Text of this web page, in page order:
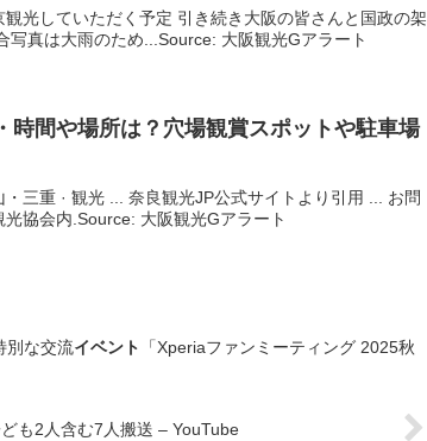
光していただく予定 引き続き大阪の皆さんと国政の架
真は大雨のため...Source: 大阪観光Gアラート
時間や場所は？穴場観賞スポットや駐車場
三重 · 観光 ... 奈良観光JP公式サイトより引用 ... お問
協会内.Source: 大阪観光Gアラート
別な交流イベント
「Xperiaファンミーティング 2025秋
も2人含む7人搬送 – YouTube